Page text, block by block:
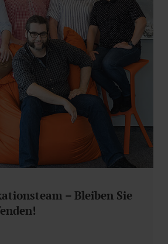
– Bleiben Sie